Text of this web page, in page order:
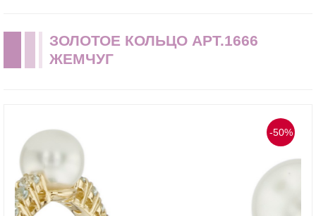
ЗОЛОТОЕ КОЛЬЦО АРТ.1666
ЖЕМЧУГ
-50%